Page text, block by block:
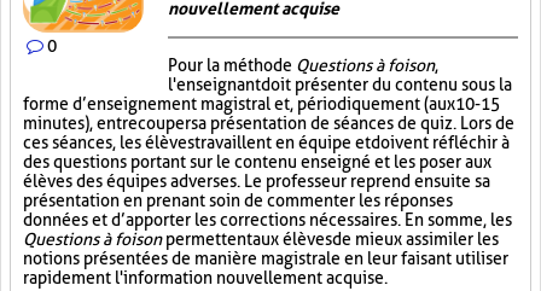
0
nouvellement acquise
Pour la méthode Questions à foison,
l'enseignant doit présenter du contenu sous la
forme d’enseignement magistral et, périodiquement (aux 10-15
minutes), entrecouper sa présentation de séances de quiz. Lors de
ces séances, les élèves travaillent en équipe et doivent réfléchir à
des questions portant sur le contenu enseigné et les poser aux
élèves des équipes adverses. Le professeur reprend ensuite sa
présentation en prenant soin de commenter les réponses
données et d’apporter les corrections nécessaires. En somme, les
Questions à foisonpermettent aux élèves de mieux assimiler les
notions présentées de manière magistrale en leur faisant utiliser
rapidement l'information nouvellement acquise.